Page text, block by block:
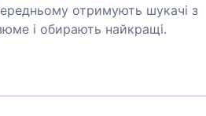
отримують шукачі з
і обирають найкращі.